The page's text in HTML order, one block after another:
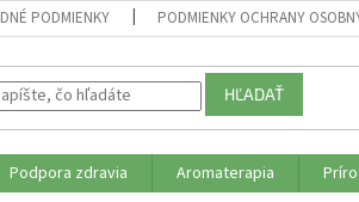
PODMIENKY PODMIENKY OCHRANY
HĽADAŤ
Podpora zdravia Aromaterapia